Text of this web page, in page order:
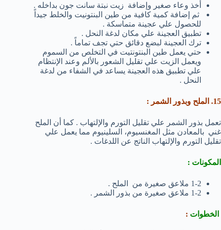
أخذ وعاء صغير وإضافة زيت نبتة سانت جون بداخله .
ثم إضافة كمية كافية من طين البنتونيت والخلط جيداً
للحصول علي عجينة متماسكة .
تطبيق العجينة علي مكان لدغة النحل .
ترك العجينة لبضع دقائق حتي تجف تماماً .
حتي يعمل طين البنتونتيت في التخلص من السموم
ويعمل الزيت علي تقليل الشعور بالألم وعند الإنتظام
علي تطبيق هذه العجينة يساعد في الشفاء من لدغة
النحل .
15. الملح وبذور الشمر :
تعمل بذور الشمر علي تقليل التورم والإلتهاب . كما أن الملح
غني بالمعادن مثل المغنسيوم، السلينيوم مما يعمل علي
تقليل التورم والإلتهاب الناتج عن اللدغات .
المكونات :
1-2 ملاعق صغيرة من الملح .
1-2 ملاعق صغيرة من بذور الشمر .
الخطوات :